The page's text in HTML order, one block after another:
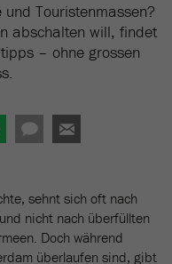
Touristenmassen?
abschalten will, findet
– ohne grossen
sehnt sich oft nach
nicht nach überfüllten
Doch während
überlaufen sind, gibt